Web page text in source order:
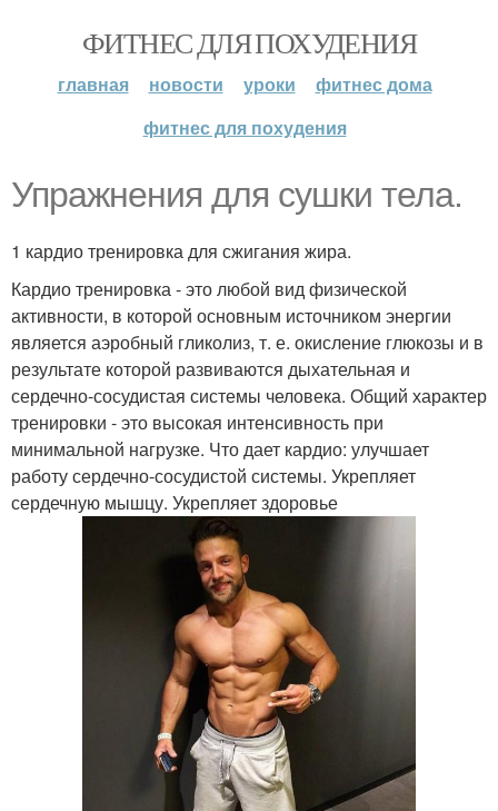
ФИТНЕС ДЛЯ ПОХУДЕНИЯ
главная новости уроки
фитнес дома
фитнес для похудения
Упражнения для сушки тела.
1 кардио тренировка для сжигания жира.
Кардио тренировка - это любой вид физической
активности, в которой основным источником энергии
является аэробный гликолиз, т. е. окисление глюкозы и в
результате которой развиваются дыхательная и
сердечно-сосудистая системы человека. Общий характер
тренировки - это высокая интенсивность при
минимальной нагрузке. Что дает кардио: улучшает
работу сердечно-сосудистой системы. Укрепляет
сердечную мышцу. Укрепляет здоровье